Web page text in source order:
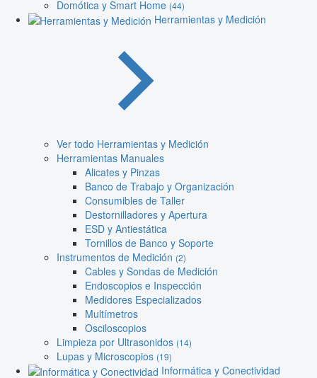
Domótica y Smart Home (44)
Herramientas y Medición
Ver todo Herramientas y Medición
Herramientas Manuales
Alicates y Pinzas
Banco de Trabajo y Organización
Consumibles de Taller
Destornilladores y Apertura
ESD y Antiestática
Tornillos de Banco y Soporte
Instrumentos de Medición (2)
Cables y Sondas de Medición
Endoscopios e Inspección
Medidores Especializados
Multímetros
Osciloscopios
Limpieza por Ultrasonidos (14)
Lupas y Microscopios (19)
Informática y Conectividad